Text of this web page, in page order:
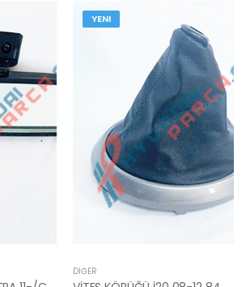
YENI
DIĞER